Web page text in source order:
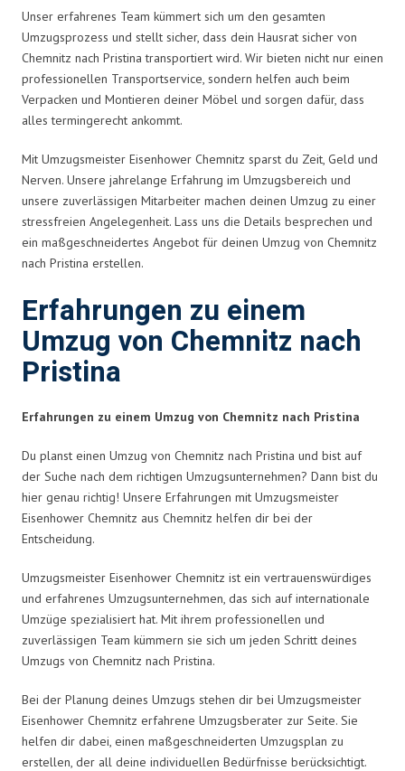
Unser erfahrenes Team kümmert sich um den gesamten
Umzugsprozess und stellt sicher, dass dein Hausrat sicher von
Chemnitz nach Pristina transportiert wird. Wir bieten nicht nur einen
professionellen Transportservice, sondern helfen auch beim
Verpacken und Montieren deiner Möbel und sorgen dafür, dass
alles termingerecht ankommt.
Mit Umzugsmeister Eisenhower Chemnitz sparst du Zeit, Geld und
Nerven. Unsere jahrelange Erfahrung im Umzugsbereich und
unsere zuverlässigen Mitarbeiter machen deinen Umzug zu einer
stressfreien Angelegenheit. Lass uns die Details besprechen und
ein maßgeschneidertes Angebot für deinen Umzug von Chemnitz
nach Pristina erstellen.
Erfahrungen zu einem
Umzug von Chemnitz nach
Pristina
Erfahrungen zu einem Umzug von Chemnitz nach Pristina
Du planst einen Umzug von Chemnitz nach Pristina und bist auf
der Suche nach dem richtigen Umzugsunternehmen? Dann bist du
hier genau richtig! Unsere Erfahrungen mit Umzugsmeister
Eisenhower Chemnitz aus Chemnitz helfen dir bei der
Entscheidung.
Umzugsmeister Eisenhower Chemnitz ist ein vertrauenswürdiges
und erfahrenes Umzugsunternehmen, das sich auf internationale
Umzüge spezialisiert hat. Mit ihrem professionellen und
zuverlässigen Team kümmern sie sich um jeden Schritt deines
Umzugs von Chemnitz nach Pristina.
Bei der Planung deines Umzugs stehen dir bei Umzugsmeister
Eisenhower Chemnitz erfahrene Umzugsberater zur Seite. Sie
helfen dir dabei, einen maßgeschneiderten Umzugsplan zu
erstellen, der all deine individuellen Bedürfnisse berücksichtigt.